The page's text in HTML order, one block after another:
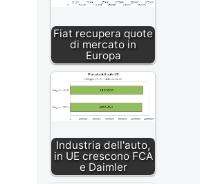
Fiat recupera quote
di mercato in
Europa
Industria dell'auto,
in UE crescono FCA
e Daimler